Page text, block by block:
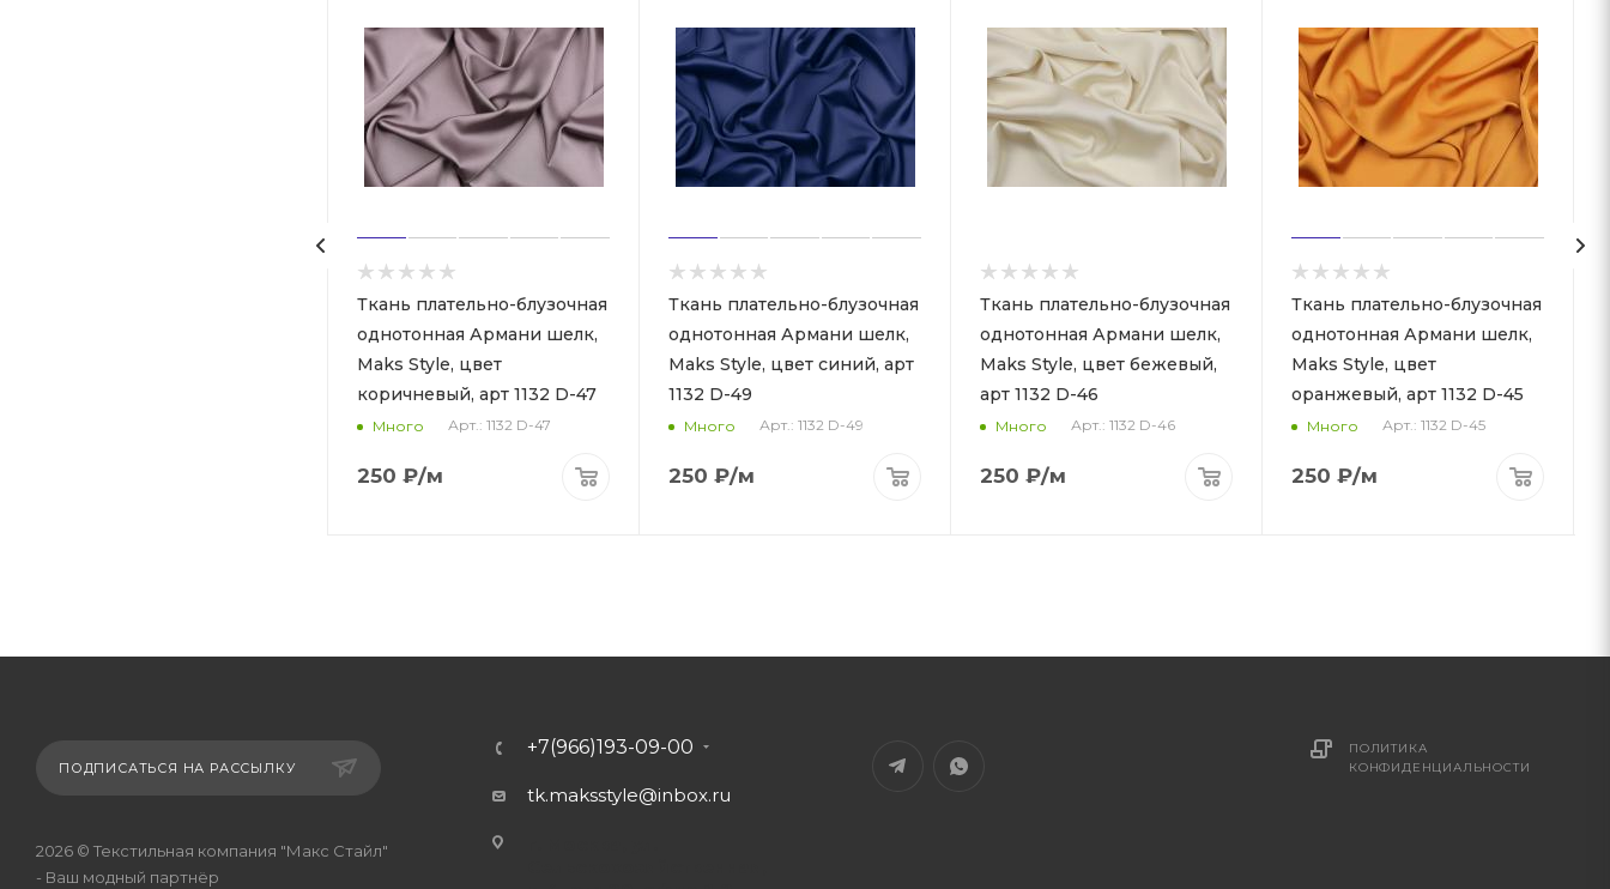
Ткань плательно-блузочная
однотонная Армани шелк,
Maks Style, цвет
коричневый, арт 1132 D-47
Много Арт.: 1132 D-47
250 ₽/м
Ткань плательно-блузочная
однотонная Армани шелк,
Maks Style, цвет синий, арт
1132 D-49
Много Арт.: 1132 D-49
250 ₽/м
Ткань плательно-блузочная
однотонная Армани шелк,
Maks Style, цвет бежевый,
арт 1132 D-46
Много Арт.: 1132 D-46
250 ₽/м
Ткань плательно-блузочная
однотонная Армани шелк,
Maks Style, цвет
оранжевый, арт 1132 D-45
Много Арт.: 1132 D-45
250 ₽/м
ПОДПИСАТЬСЯ НА РАССЫЛКУ
2026 © Текстильная компания "Макс Стайл"
- Ваш модный партнёр
+7(966)193-09-00
tk.maksstyle@inbox.ru
ПОЛИТИКА
КОНФИДЕНЦИАЛЬНОСТИ